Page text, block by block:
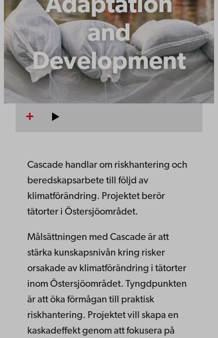
Adaptation
and
Development
Cascade handlar om riskhantering och
beredskapsarbete till följd av
klimatförändring. Projektet berör
tätorter i Östersjöområdet.
Målsättningen med Cascade är att
stärka kunskapsnivån kring risker
orsakade av klimatförändring i tätorter
inom Östersjöområdet. Tyngdpunkten
är att öka förmågan till praktisk
riskhantering. Projektet vill skapa en
kaskadeffekt genom att fokusera på